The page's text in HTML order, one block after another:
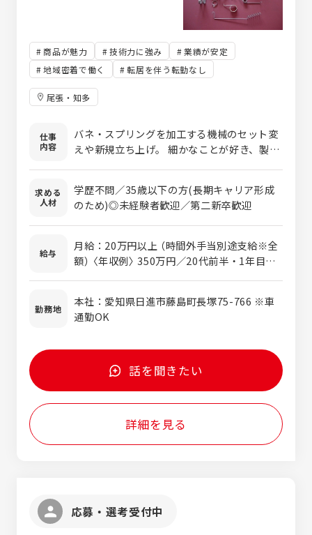
商品が魅力 技術力に強み
業績が安定
地域密着で働く
転居を伴う転勤なし
尾張・知多
仕事
内容
バネ・スプリングを加工する機械のセット変
えや新規立ち上げ。 細かなことが好き、製造
求める
人材
学歴不問／35歳以下の方(長期キャリア形成
のため)◎未経験者歓迎／第二新卒歓迎
給与
月給：20万円以上 （時間外手当別途支給※全
額） 〈年収例〉 350万円／20代前半・1年目
勤務地
本社：愛知県日進市藤島町長塚75-766 ※車
通勤OK
話を聞きたい
詳細を見る
応募・選考受付中